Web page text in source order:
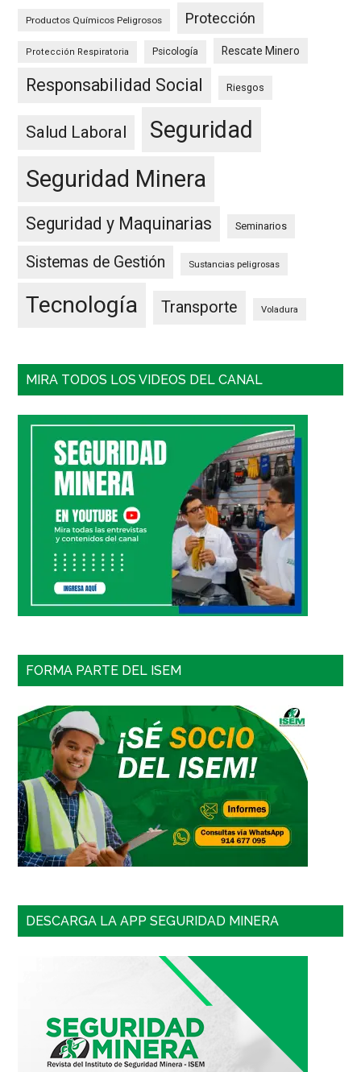
Productos Químicos Peligrosos Protección
Protección Respiratoria Psicología Rescate Minero
Responsabilidad Social Riesgos
Salud Laboral
Seguridad
Seguridad Minera
Seguridad y Maquinarias Seminarios
Sistemas de Gestión Sustancias peligrosas
Tecnología Transporte Voladura
MIRA TODOS LOS VIDEOS DEL CANAL
FORMA PARTE DEL ISEM
DESCARGA LA APP SEGURIDAD MINERA